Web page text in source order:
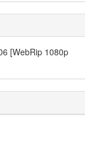
[WebRip 1080p